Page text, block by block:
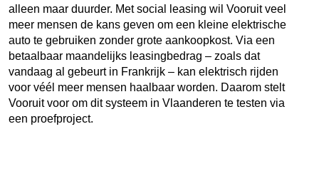
alleen maar duurder. Met social leasing wil Vooruit veel
meer mensen de kans geven om een kleine elektrische
auto te gebruiken zonder grote aankoopkost. Via een
betaalbaar maandelijks leasingbedrag – zoals dat
vandaag al gebeurt in Frankrijk – kan elektrisch rijden
voor véél meer mensen haalbaar worden. Daarom stelt
Vooruit voor om dit systeem in Vlaanderen te testen via
een proefproject.